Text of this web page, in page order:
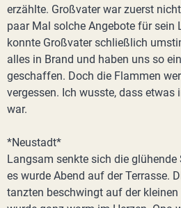
erzählte. Großvater war zuerst
paar Mal solche Angebote für sein
konnte Großvater schließlich
alles in Brand und haben uns so
geschaffen. Doch die Flammen
vergessen. Ich wusste, dass etwas
war.
*Neustadt*
Langsam senkte sich die
es wurde Abend auf der Terrasse.
tanzten beschwingt auf der